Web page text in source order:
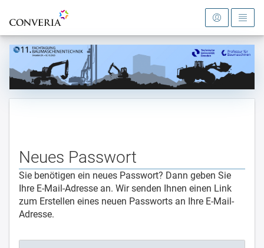
Zur Startseite
Neues Passwort
Sie benötigen ein neues Passwort? Dann geben Sie
Ihre E-Mail-Adresse an. Wir senden Ihnen einen Link
zum Erstellen eines neuen Passworts an Ihre E-Mail-
Adresse.